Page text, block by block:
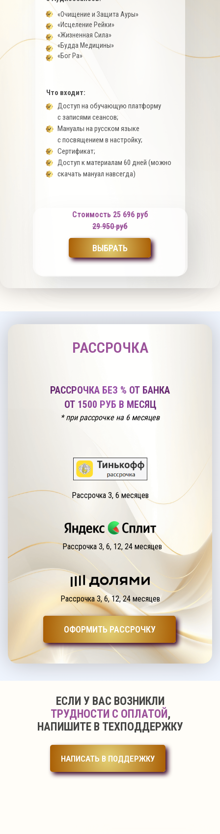
Стоимость 25 696 руб
29 950 руб
ВЫБРАТЬ
«Очищение и Защита Ауры»
«Исцеление Рейки»
«Жизненная Сила»
«Будда Медицины»
«Бог Ра»
Доступ на обучающую платформу
с записями сеансов;
Мануалы на русском языке
с посвящением в настройку;
Сертификат;
Доступ к материалам 60 дней (можно
скачать мануал навсегда)
Что входит:
* при рассрочке на 6 месяцев
РАССРОЧКА БЕЗ % ОТ БАНКА
ОТ 1500 РУБ В МЕСЯЦ
Рассрочка 3, 6 месяцев
РАССРОЧКА
Рассрочка 3, 6, 12, 24 месяцев
Рассрочка 3, 6, 12, 24 месяцев
ОФОРМИТЬ РАССРОЧКУ
ЕСЛИ У ВАС ВОЗНИКЛИ
ТРУДНОСТИ С ОПЛАТОЙ ,
НАПИШИТЕ В ТЕХПОДДЕРЖКУ
НАПИСАТЬ В ПОДДЕРЖКУ